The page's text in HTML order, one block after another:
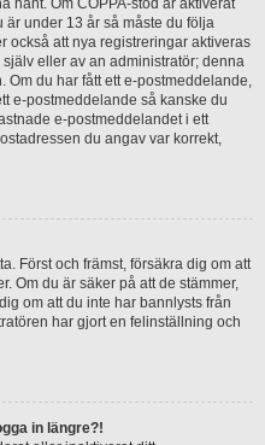
hänt. Om COPPA-stöd är aktiverat
under 13 år så måste du följa
också att nya registreringar aktiveras
eller av an administratör; denna
du har fått ett e-postmeddelande,
e-postmeddelande så kanske du
e-postmeddelandet i ett
du angav var korrekt,
Först och främst, försäkra dig om att
Om du är säker på att de stämmer,
om att du inte har bannlysts från
har gjort en felinställning och
in längre?!